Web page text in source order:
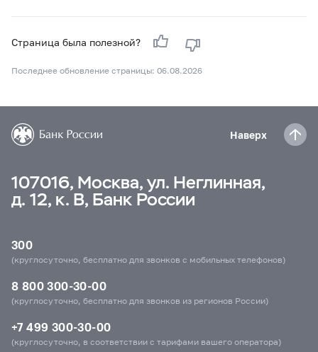
Страница была полезной?
Последнее обновление страницы: 06.08.2026
Наверх
107016, Москва, ул. Неглинная,
д. 12, к. В, Банк России
300
(круглосуточно, бесплатно для звонков с мобильных телефонов)
8 800 300-30-00
(круглосуточно, бесплатно для звонков из регионов России)
+7 499 300-30-00
(круглосуточно, в соответствии с тарифами вашего оператора)